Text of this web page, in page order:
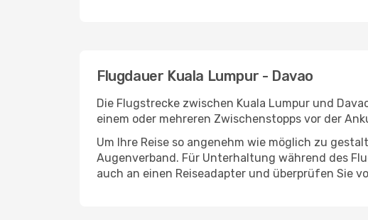
Flugdauer Kuala Lumpur - Davao
Die Flugstrecke zwischen Kuala Lumpur und
einem oder mehreren Zwischenstopps vor der
Um Ihre Reise so angenehm wie möglich zu
Augenverband. Für Unterhaltung während des
auch an einen Reiseadapter und überprüfen Sie